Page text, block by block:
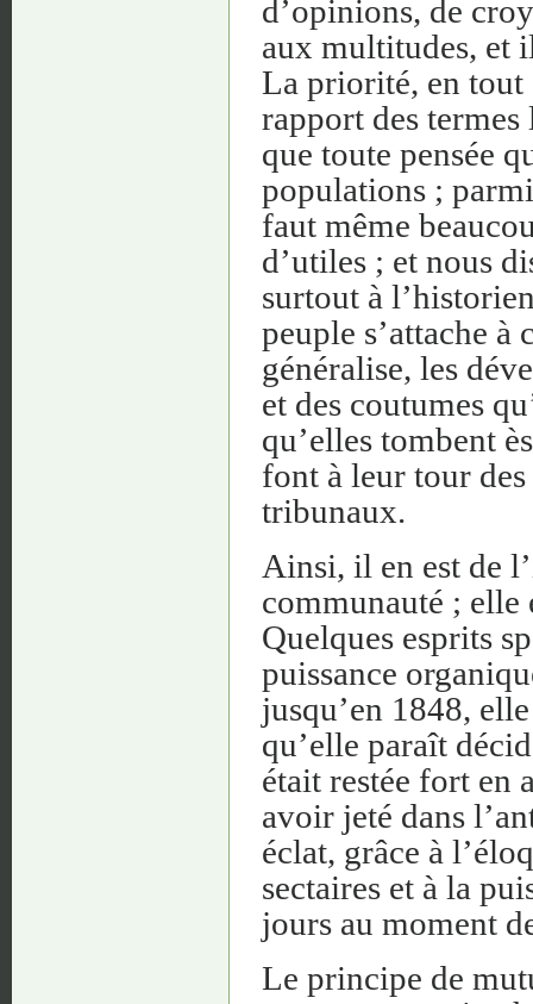
d’opinions, de
aux multitudes, et
La priorité, en tout
rapport des
que toute pensée
populations ;
faut même
d’utiles ; et nous
surtout à
peuple s’attache à
généralise, les
et des coutumes
qu’elles tombent
font à leur tour
tribunaux.
Ainsi, il en est de
communauté ; elle
Quelques esprits
puissance
jusqu’en 1848,
qu’elle paraît
était restée fort en
avoir jeté dans
éclat, grâce à
sectaires et à la
jours au moment
Le principe de